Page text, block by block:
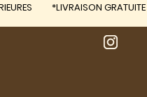
*LIVRAISON GRATUITE